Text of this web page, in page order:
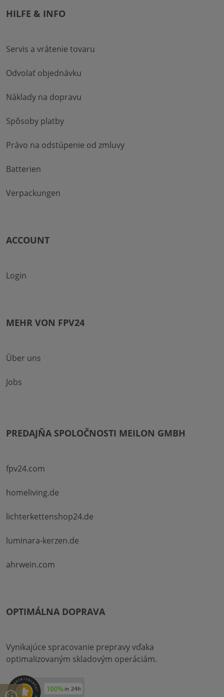
HILFE & INFO
Servis a vrátenie tovaru
Odvolať objednávku
Náklady na dopravu
Spôsoby platby
Právo na odstúpenie od zmluvy
Batterien
Verpackungen
ACCOUNT
Login
MEHR VON FPV24
Über uns
Jobs
PREDAJŇA SPOLOČNOSTI MEILON GMBH
fpv24.com
homeliving.de
lichterkettenshop24.de
luminara-kerzen.de
ahrwein.com
OPTIMÁLNA DOPRAVA
Vynikajúce spracovanie prepravy vďaka
optimalizovaným skladovým operáciám.